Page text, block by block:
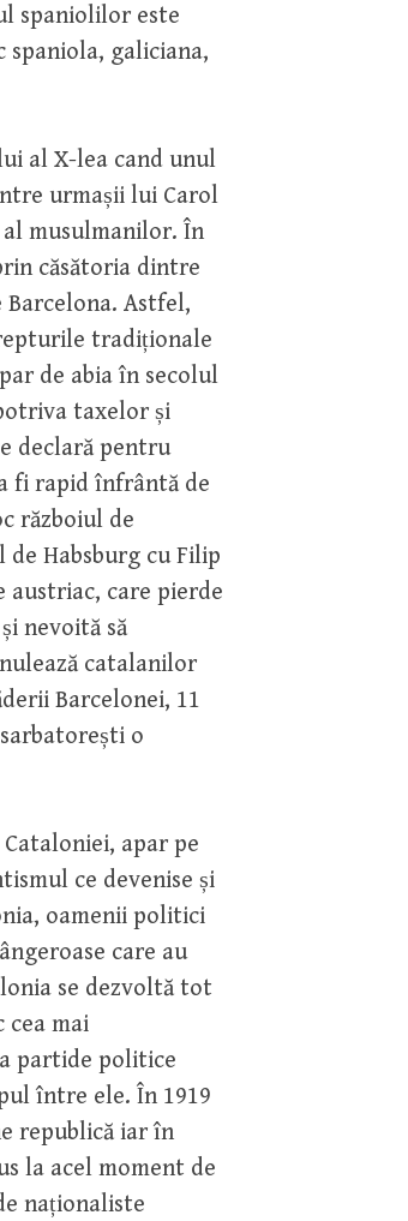
spaniolilor este
spaniola, galiciana,
al X-lea cand unul
urmașii lui Carol
musulmanilor. În
căsătoria dintre
Astfel,
tradiționale
de abia în secolul
taxelor și
declară pentru
fi rapid înfrântă de
războiul de
Habsburg cu Filip
austriac, care pierde
nevoită să
catalanilor
Barcelonei, 11
o
apar pe
ce devenise și
oamenii politici
care au
se dezvoltă tot
cea mai
partide politice
între ele. În 1919
republică iar în
la acel moment de
naționaliste